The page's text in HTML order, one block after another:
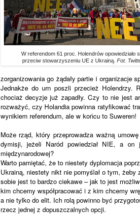
W referendom 61 proc. Holendrów opowiedziało
przeciw stowarzyszeniu UE z Ukrainą. Fot.
zorganizowania go żądały partie i organizacje
Jednakże do urn poszli przecież Holendrzy.
chociaż decyzje już zapadły. Czy to nie jest
rozważyć, czy Holandia powinna ratyfikować
wynikiem referendum, ale w końcu to Suweren!
Może rząd, który przeprowadza ważną
dymisji, jeżeli Naród powiedział NIE, a on
międzynarodowej?
Warto pamiętać, że to niestety dyplomacja
Ukrainą, niestety nikt nie pomyślał o tym,
sobie jest to bardzo ciekawe – jak to jest
kim chcemy współpracować i z kim chcemy
a nie tylko do elit. Ich rolą powinno być
rzecz jednej z dopuszczalnych opcji.